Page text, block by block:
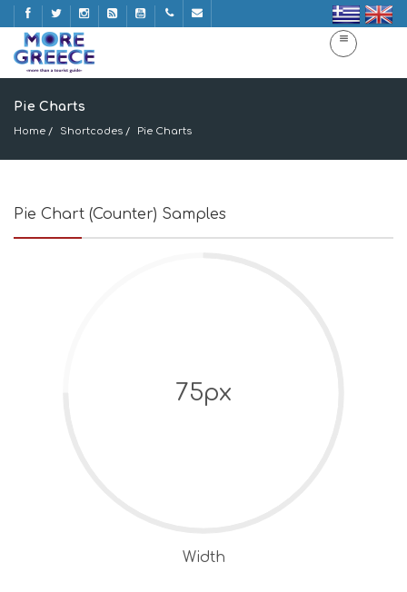
Pie Charts
Home Shortcodes Pie Charts
Pie Chart (Counter) Samples
75px
Width